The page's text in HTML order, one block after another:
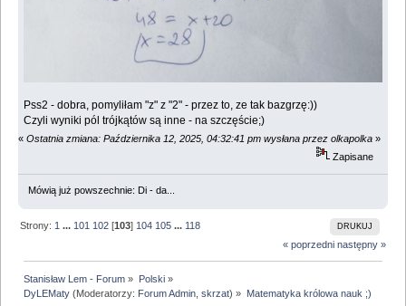
Pss2 - dobra, pomyliłam "z" z "2" - przez to, ze tak bazgrzę:))
Czyli wyniki pól trójkątów są inne - na szczęście;)
« Ostatnia zmiana: Października 12, 2025, 04:32:41 pm wysłana przez olkapolka »
Zapisane
Mówią już powszechnie: Di - da...
DRUKUJ
Strony: 1 ... 101 102 [103] 104 105 ... 118
« poprzedni następny »
Stanisław Lem - Forum » Polski»
DyLEMaty (Moderatorzy: Forum Admin ,skrzat) » Matematyka królowa nauk ;)